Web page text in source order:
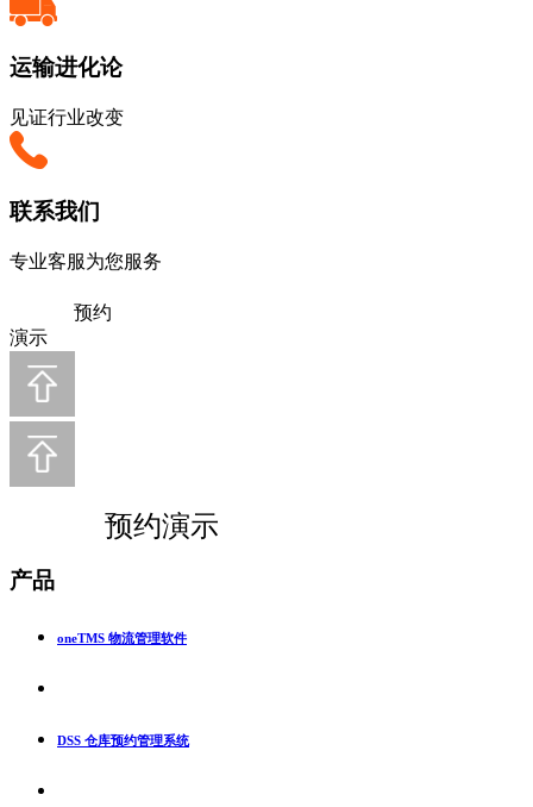
运输进化论
见证行业改变
联系我们
专业客服为您服务
预约
演示
预约演示
产品
oneTMS 物流管理软件
DSS 仓库预约管理系统